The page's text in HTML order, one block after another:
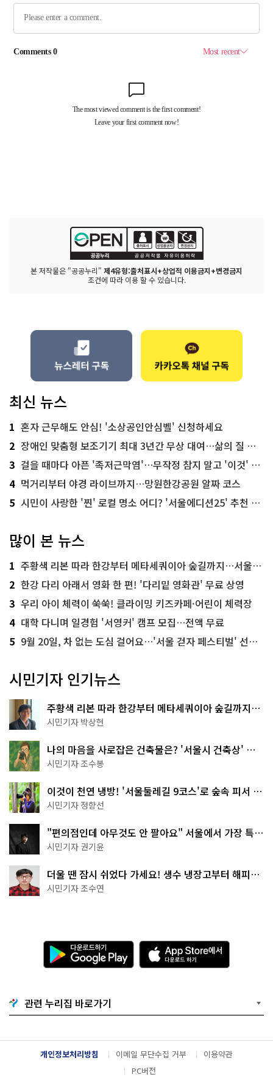
본 저작물은 "공공누리" 제4유형:출처표시+상업적 이용금지+변경금지
조건에 따라 이용 할 수 있습니다.
최신 뉴스
1 혼자 근무해도 안심! '소상공인안심벨' 신청하세요
2 장애인 맞춤형 보조기기 최대 3년간 무상 대여…삶의 질 높인다
3 걸을 때마다 아픈 '족저근막염'…무작정 참지 말고 '이것' 해보세요!
4 먹거리부터 야경 라이브까지…망원한강공원 알짜 코스
5 시민이 사랑한 '찐' 로컬 명소 어디? '서울에디션25' 추천 코스
많이 본 뉴스
1 주황색 리본 따라 한강부터 메타세쿼이아 숲길까지…서울둘레길 15코스
2 한강 다리 아래서 영화 한 편! '다리밑 영화관' 무료 상영
3 우리 아이 체력이 쑥쑥! 클라이밍 키즈카페·어린이 체력장
4 대학 다니며 일경험 '서영커' 캠프 모집…전액 무료
5 9월 20일, 차 없는 도심 걸어요…'서울 걷자 페스티벌' 선착순 5천명
시민기자 인기뉴스
주황색 리본 따라 한강부터 메타세쿼이아 숲길까지…
서울둘레길 15코스
시민기자 박상현
나의 마음을 사로잡은 건축물은? '서울시 건축상' 수
상작 공개!
시민기자 조수봉
이것이 천연 냉방! '서울둘레길 9코스'로 숲속 피서 떠
나볼까
시민기자 정향선
"편의점인데 아무것도 안 팔아요" 서울에서 가장 특별
한 편의점의 정체
시민기자 권기윤
더울 땐 잠시 쉬었다 가세요! 생수 냉장고부터 해피소
·무더위쉼터까지
시민기자 조수연
다
운
로
기
G
o
g
l
e
A
p
p
e
서
다
운
관련 누리집 바로가기
개인정보처리방침 이메일 무단수집 거부
이용약관
PC버전